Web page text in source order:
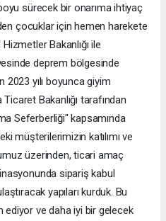
sürecek bir onarıma ihtiyaç
çocuklar için hemen harekete
Bakanlığı ile
deprem bölgesinde
2023 yılı boyunca giyim
Ticaret Bakanlığı tarafından
Seferberliği" kapsamında
müşterilerimizin katılımı ve
üzerinden, ticari amaç
sipariş kabul
yapıları kurduk. Bu
ediyor ve daha iyi bir gelecek